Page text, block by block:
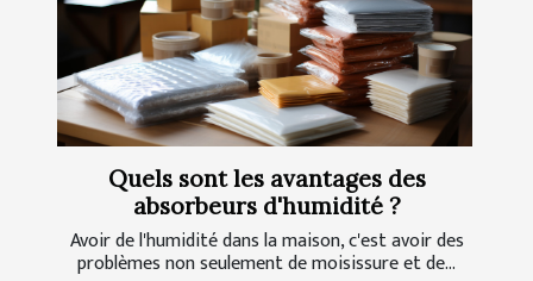
Quels sont les avantages des
absorbeurs d'humidité ?
Avoir de l'humidité dans la maison, c'est avoir des
problèmes non seulement de moisissure et de...